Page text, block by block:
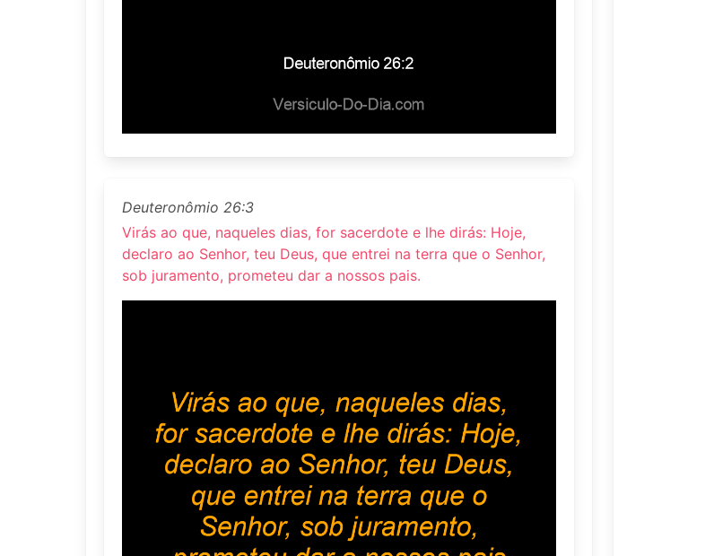
Deuteronômio 26:3
Virás ao que, naqueles dias, for sacerdote e lhe dirás: Hoje,
declaro ao Senhor, teu Deus, que entrei na terra que o Senhor,
sob juramento, prometeu dar a nossos pais.